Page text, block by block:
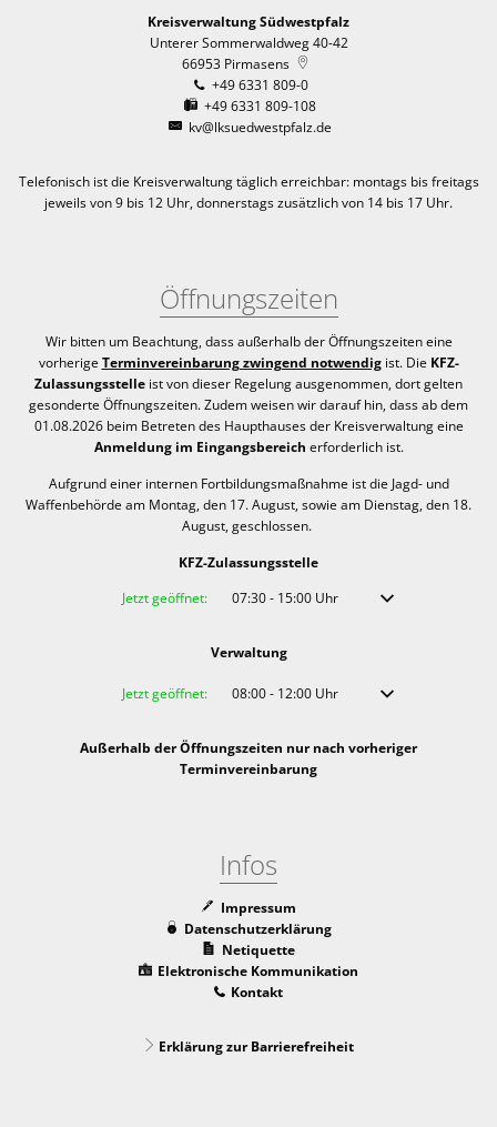
Kreisverwaltung Südwestpfalz
Unterer Sommerwaldweg 40-42
66953 Pirmasens
+49 6331 809-0
+49 6331 809-108
kv@lksuedwestpfalz.de
Telefonisch ist die Kreisverwaltung täglich erreichbar: montags bis freitags
jeweils von 9 bis 12 Uhr, donnerstags zusätzlich von 14 bis 17 Uhr.
Öffnungszeiten
Wir bitten um Beachtung, dass außerhalb der Öffnungszeiten eine
vorherige Terminvereinbarung zwingend notwendigist. Die KFZ-
Zulassungsstelle ist von dieser Regelung ausgenommen, dort gelten
gesonderte Öffnungszeiten. Zudem weisen wir darauf hin, dass ab dem
01.08.2026 beim Betreten des Haupthauses der Kreisverwaltung eine
Anmeldung im Eingangsbereich erforderlich ist.
Aufgrund einer internen Fortbildungsmaßnahme ist die Jagd- und
Waffenbehörde am Montag, den 17. August, sowie am Dienstag, den 18.
August, geschlossen.
KFZ-Zulassungsstelle
Klicken, um weitere Öffnungs- oder Schließzeiten auszublenden
Jetzt geöffnet: 07:30- 15:00Uhr Von 07:30 bis 15:00
Verwaltung
Klicken, um weitere Öffnungs- oder Schließzeiten auszublenden
Jetzt geöffnet: 08:00- 12:00Uhr Von 08:00 bis 12:00
Außerhalb der Öffnungszeiten nur nach vorheriger
Terminvereinbarung
Infos
Impressum
Datenschutzerklärung
Netiquette
Elektronische Kommunikation
Kontakt
Erklärung zur Barrierefreiheit